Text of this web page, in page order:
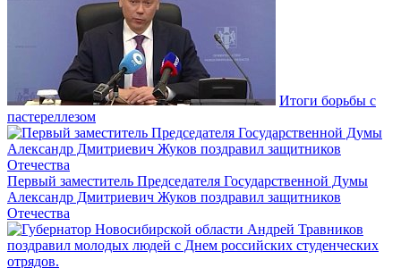
Итоги борьбы с
пастереллезом
Первый заместитель Председателя Государственной Думы
Александр Дмитриевич Жуков поздравил защитников
Отечества